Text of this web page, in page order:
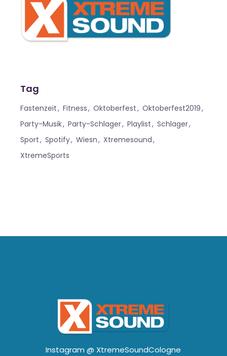
Tag
Fastenzeit Fitness Oktoberfest
Oktoberfest2019
Party-Musik
Party-Schlager Playlist
Schlager
Sport
Spotify Wiesn
Xtremesound
XtremeSports
Instagram @ XtremeSoundCologne